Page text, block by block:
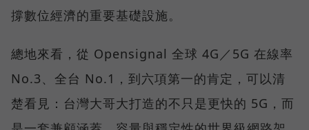
撐數位經濟的重要基礎設施。
總地來看，從 Opensignal 全球 4G／5G 在線率
No.3、全台 No.1，到六項第一的肯定，可以清
楚看見：台灣大哥大打造的不只是更快的 5G，而